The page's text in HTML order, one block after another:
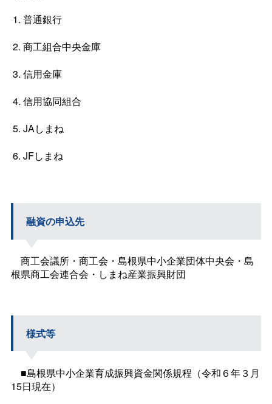
普通銀行
商工組合中央金庫
信用金庫
信用協同組合
JAしまね
JFしまね
融資の申込先
商工会議所・商工会・島根県中小企業団体中央会・島
根県商工会連合会・しまね産業振興財団
様式等
■島根県中小企業育成振興資金関係規程（令和６年３月
15日現在）